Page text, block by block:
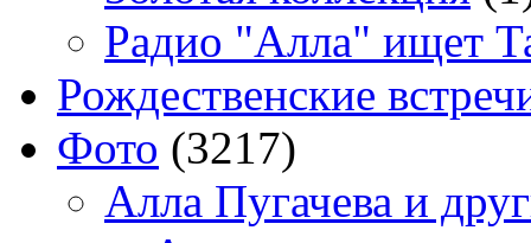
Радио "Алла" ищет
Рождественские
Фото (3217)
Алла Пугачева и